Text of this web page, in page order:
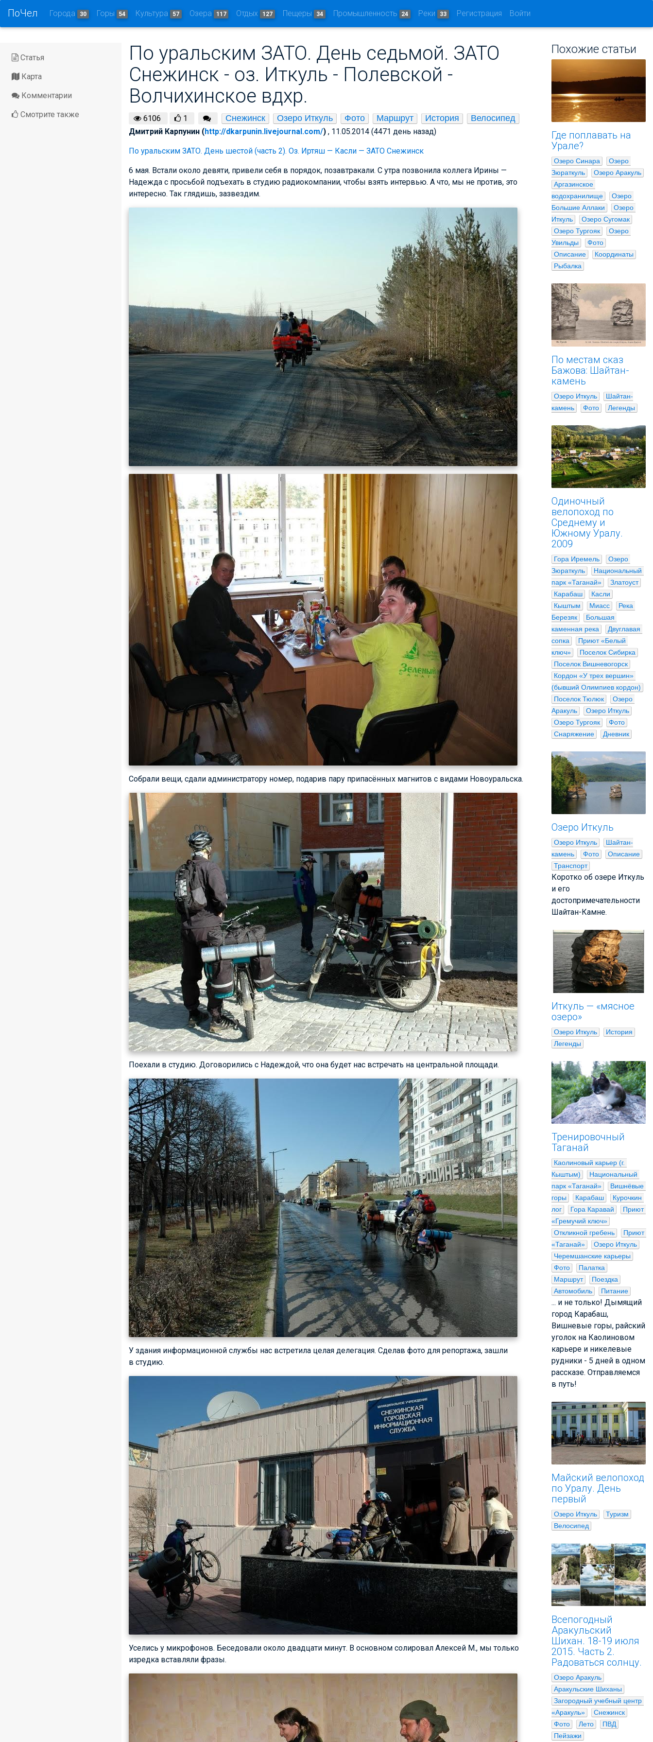
ПоЧел Города 30 Горы 54 Культура 57 Озера 117 Отдых 127 Пещеры 34 Промышленность 24 Реки 33 Регистрация Войти
Статья
Карта
Комментарии
Смотрите также
По уральским ЗАТО. День седьмой. ЗАТО
Снежинск - оз. Иткуль - Полевской -
Волчихинское вдхр.
6106 1 Снежинск Озеро Иткуль Фото Маршрут История Велосипед
Дмитрий Карпунин (http://dkarpunin.livejournal.com/) , 11.05.2014 (4471 день назад)
По уральским ЗАТО. День шестой (часть 2). Оз. Иртяш — Касли — ЗАТО Снежинск
6 мая. Встали около девяти, привели себя в порядок, позавтракали. С утра позвонила коллега Ирины —
Надежда с просьбой подъехать в студию радиокомпании, чтобы взять интервью. А что, мы не против, это
интересно. Так глядишь, зазвездим.
Собрали вещи, сдали администратору номер, подарив пару припасённых магнитов с видами Новоуральска.
Поехали в студию. Договорились с Надеждой, что она будет нас встречать на центральной площади.
У здания информационной службы нас встретила целая делегация. Сделав фото для репортажа, зашли
в студию.
Уселись у микрофонов. Беседовали около двадцати минут. В основном солировал Алексей М., мы только
изредка вставляли фразы.
Похожие статьи
Где поплавать на
Урале?
Озеро Синара
Озеро
Зюраткуль
Озеро Аракуль
Аргазинское
водохранилище
Озеро
Большие Аллаки
Озеро
Иткуль
Озеро Сугомак
Озеро Тургояк
Озеро
Увильды
Фото
Описание
Координаты
Рыбалка
По местам сказ
Бажова: Шайтан-
камень
Озеро Иткуль
Шайтан-
камень
Фото Легенды
Одиночный
велопоход по
Среднему и
Южному Уралу.
2009
Гора Иремель
Озеро
Зюраткуль
Национальный
парк «Таганай»
Златоуст
Карабаш
Касли
Кыштым
Миасс
Река
Березяк
Большая
каменная река
Двуглавая
сопка
Приют «Белый
ключ»
Поселок Сибирка
Поселок Вишневогорск
Кордон «У трех вершин»
(бывший Олимпиев кордон)
Поселок Тюлюк
Озеро
Аракуль
Озеро Иткуль
Озеро Тургояк
Фото
Снаряжение
Дневник
Озеро Иткуль
Озеро Иткуль
Шайтан-
камень
Фото
Описание
Транспорт
Коротко об озере Иткуль
и его
достопримечательности
Шайтан-Камне.
Иткуль — «мясное
озеро»
Озеро Иткуль
История
Легенды
Тренировочный
Таганай
Каолиновый карьер (г.
Кыштым)
Национальный
парк «Таганай»
Вишнёвые
горы
Карабаш
Курочкин
лог
Гора Каравай
Приют
«Гремучий ключ»
Откликной гребень
Приют
«Таганай»
Озеро Иткуль
Черемшанские карьеры
Фото
Палатка
Маршрут
Поездка
Автомобиль
Питание
... и не только! Дымящий
город Карабаш,
Вишневые горы, райский
уголок на Каолиновом
карьере и никелевые
рудники - 5 дней в одном
рассказе. Отправляемся
в путь!
Майский велопоход
по Уралу. День
первый
Озеро Иткуль
Туризм
Велосипед
Всепогодный
Аракульский
Шихан. 18-19 июля
2015. Часть 2.
Радоваться солнцу.
Озеро Аракуль
Аракульские Шиханы
Загородный учебный центр
«Аракуль»
Снежинск
Фото
Лето
ПВД
Пейзажи